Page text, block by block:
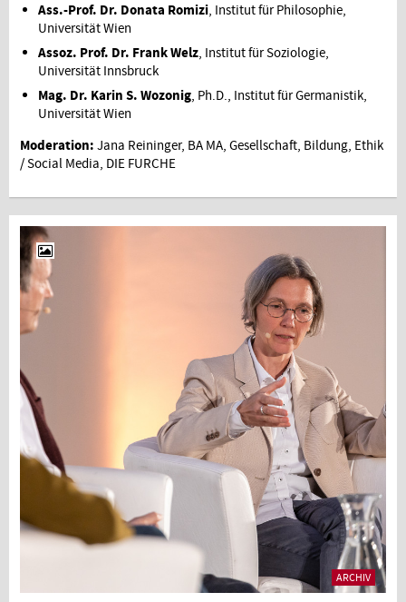
Ass.-Prof. Dr. Donata Romizi, Institut für Philosophie,
Universität Wien
Assoz. Prof. Dr. Frank Welz, Institut für Soziologie,
Universität Innsbruck
Mag. Dr. Karin S. Wozonig, Ph.D., Institut für Germanistik,
Universität Wien
Moderation: Jana Reininger, BA MA, Gesellschaft, Bildung, Ethik
/ Social Media, DIE FURCHE
ARCHIV